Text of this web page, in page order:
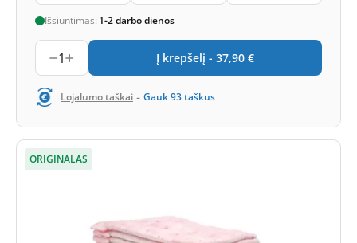
Išsiuntimas: 1-2 darbo dienos
1 Į krepšelį - 37,90 €
Lojalumo taškai - Gauk93taškus
ORIGINALAS